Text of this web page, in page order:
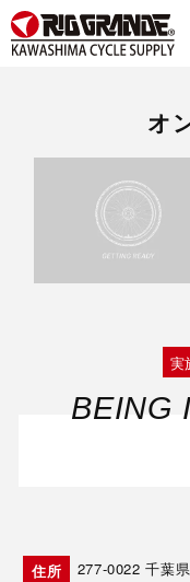
オ
実
BEING
住所 277-0022千葉